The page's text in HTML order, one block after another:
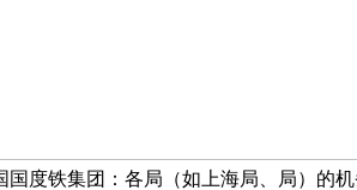
度铁集团：各局（如上海局、局）的